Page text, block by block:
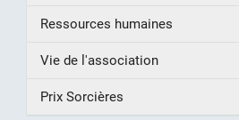
Ressources humaines
Vie de l'association
Prix Sorcières